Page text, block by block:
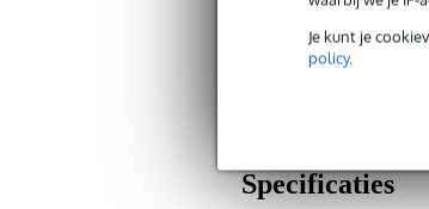
Je kunt je
policy.
Met de DAP FL093
gebalanceerd en is 3
geschikt om te
Specificaties